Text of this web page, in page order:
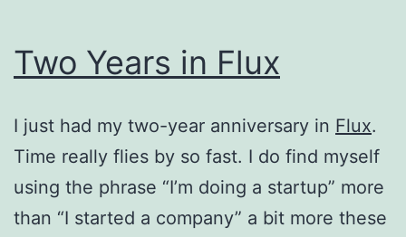
Two Years in Flux
I just had my two-year anniversary in Flux.
Time really flies by so fast. I do find myself
using the phrase “I’m doing a startup” more
than “I started a company” a bit more these